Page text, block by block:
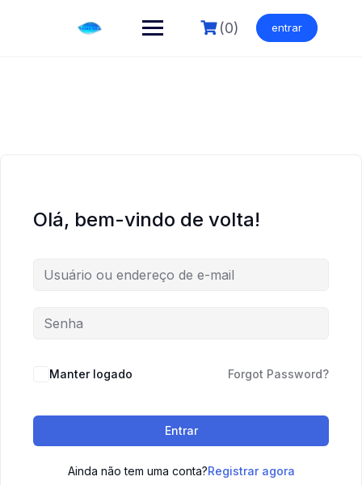
(0) entrar
Olá, bem-vindo de volta!
Manter logado Forgot Password?
Entrar
Ainda não tem uma conta?Registrar agora